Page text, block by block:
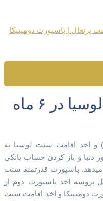
در ۶ ماه
و اخذ اقامت سنت لوسیا به
سفر بدون ویزا به ۱۳۰ کشور دنیا و باز کردن حساب بانکی
میدهد. پاسپورت قدرتمند سنت
دارد و کل پروسه اخذ پاسپورت دوم از
پاسپورت دومینیکا و اخذ اقامت سنت